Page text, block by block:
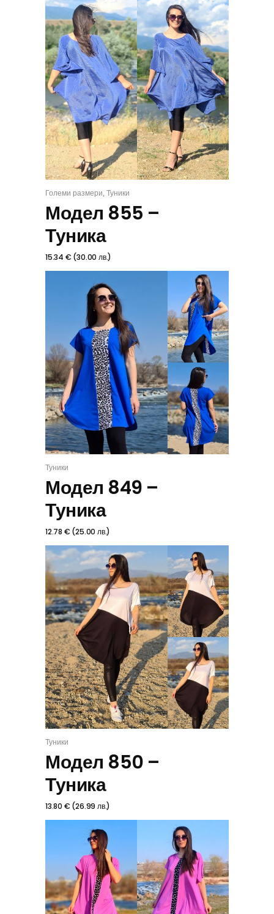
ИЗБЕРИ
Големи размери,Туники
Модел 855 –
Туника
15.34 € (30.00лв.)
ИЗБЕРИ
Туники
Модел 849 –
Туника
12.78 € (25.00лв.)
ИЗБЕРИ
Туники
Модел 850 –
Туника
13.80 € (26.99лв.)